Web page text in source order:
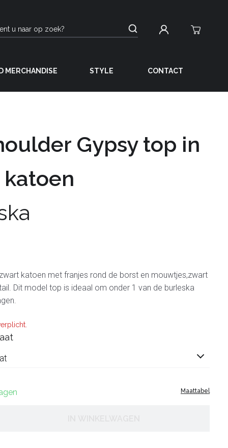
MERCHANDISE STYLE CONTACT
Gypsy top in
katoen met franjes rond de borst en mouwtjes,zwart
Dit model top is ideaal om onder 1 van de burleska
Maattabel